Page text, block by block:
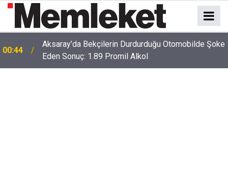
00:41 Polatlı-Haymana-Konya hattı bölünmüş yol oluyor